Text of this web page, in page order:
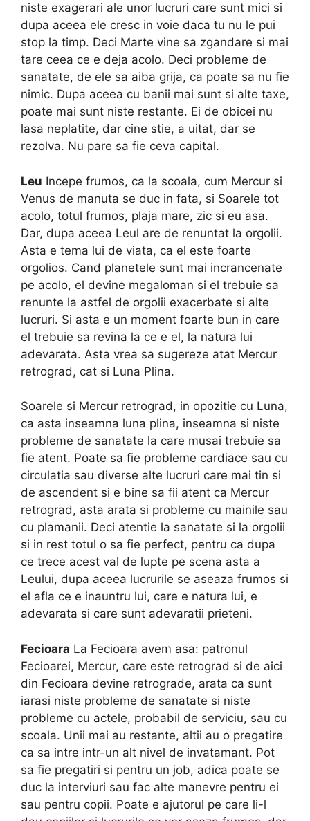
niste exagerari ale unor lucruri care sunt mici si
dupa aceea ele cresc in voie daca tu nu le pui
stop la timp. Deci Marte vine sa zgandare si mai
tare ceea ce e deja acolo. Deci probleme de
sanatate, de ele sa aiba grija, ca poate sa nu fie
nimic. Dupa aceea cu banii mai sunt si alte taxe,
poate mai sunt niste restante. Ei de obicei nu
lasa neplatite, dar cine stie, a uitat, dar se
rezolva. Nu pare sa fie ceva capital.
Leu Incepe frumos, ca la scoala, cum Mercur si
Venus de manuta se duc in fata, si Soarele tot
acolo, totul frumos, plaja mare, zic si eu asa.
Dar, dupa aceea Leul are de renuntat la orgolii.
Asta e tema lui de viata, ca el este foarte
orgolios. Cand planetele sunt mai incrancenate
pe acolo, el devine megaloman si el trebuie sa
renunte la astfel de orgolii exacerbate si alte
lucruri. Si asta e un moment foarte bun in care
el trebuie sa revina la ce e el, la natura lui
adevarata. Asta vrea sa sugereze atat Mercur
retrograd, cat si Luna Plina.
Soarele si Mercur retrograd, in opozitie cu Luna,
ca asta inseamna luna plina, inseamna si niste
probleme de sanatate la care musai trebuie sa
fie atent. Poate sa fie probleme cardiace sau cu
circulatia sau diverse alte lucruri care mai tin si
de ascendent si e bine sa fii atent ca Mercur
retrograd, asta arata si probleme cu mainile sau
cu plamanii. Deci atentie la sanatate si la orgolii
si in rest totul o sa fie perfect, pentru ca dupa
ce trece acest val de lupte pe scena asta a
Leului, dupa aceea lucrurile se aseaza frumos si
el afla ce e inauntru lui, care e natura lui, e
adevarata si care sunt adevaratii prieteni.
Fecioara La Fecioara avem asa: patronul
Fecioarei, Mercur, care este retrograd si de aici
din Fecioara devine retrograde, arata ca sunt
iarasi niste probleme de sanatate si niste
probleme cu actele, probabil de serviciu, sau cu
scoala. Unii mai au restante, altii au o pregatire
ca sa intre intr-un alt nivel de invatamant. Pot
sa fie pregatiri si pentru un job, adica poate se
duc la interviuri sau fac alte manevre pentru ei
sau pentru copii. Poate e ajutorul pe care li-l